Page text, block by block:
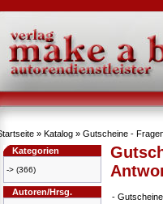
» Katalog » Gutscheine -
Kategorien
-> (366)
Autoren/Hrsg. -